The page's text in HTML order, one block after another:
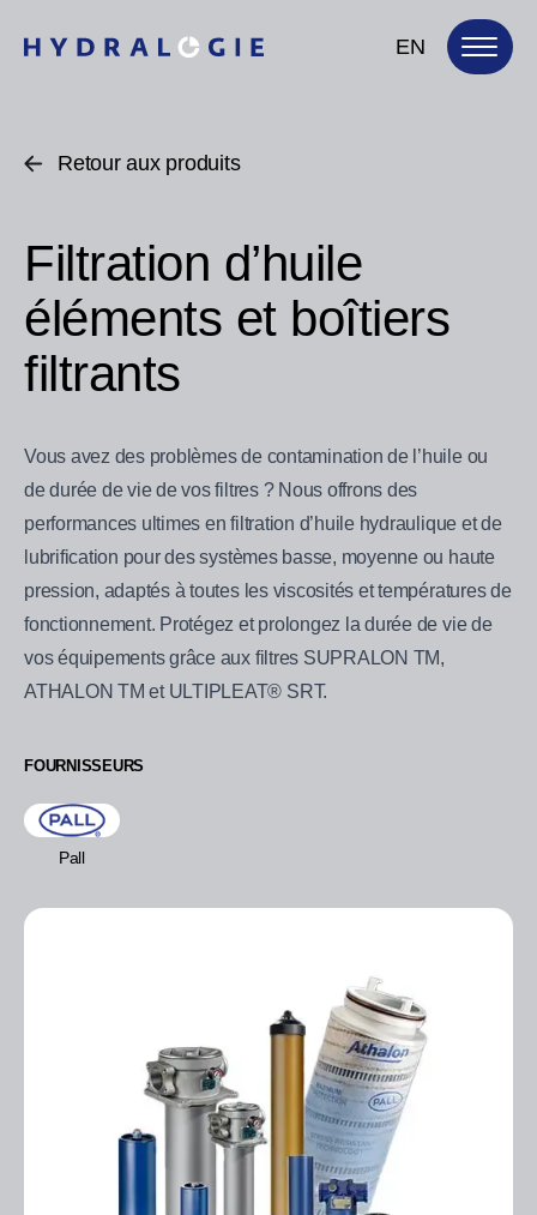
EN
Retour aux produits
Filtration d’huile
éléments et boîtiers
filtrants
Vous avez des problèmes de contamination de l’huile ou
de durée de vie de vos filtres ? Nous offrons des
performances ultimes en filtration d’huile hydraulique et de
lubrification pour des systèmes basse, moyenne ou haute
pression, adaptés à toutes les viscosités et températures de
fonctionnement. Protégez et prolongez la durée de vie de
vos équipements grâce aux filtres SUPRALON TM,
ATHALON TM et ULTIPLEAT® SRT.
FOURNISSEURS
Pall